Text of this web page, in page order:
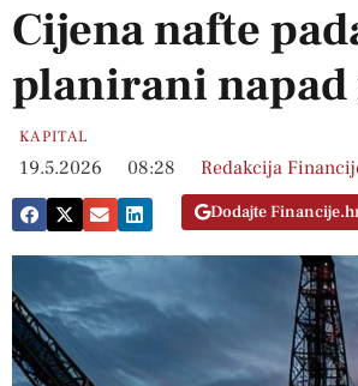
Cijena nafte
planirani napad
KAPITAL
19.5.2026 08:28 Redakcija
Dodajte